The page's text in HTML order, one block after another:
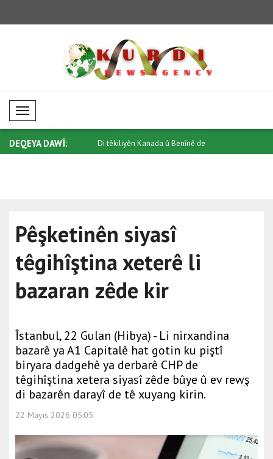
Mobil Menü
DEQEYA DAWÎ:
û Benînê de Li Taylandê êrîşeke çekdar li dibistanek..
Pêşketinên siyasî
têgihîştina xeterê li
bazaran zêde kir
Îstanbul, 22 Gulan (Hibya) - Li nirxandina
bazarê ya A1 Capitalê hat gotin ku piştî
biryara dadgehê ya derbarê CHP de
têgihîştina xetera siyasî zêde bûye û ev rewş
di bazarên darayî de tê xuyang kirin.
22 Mayıs 2026 05:05